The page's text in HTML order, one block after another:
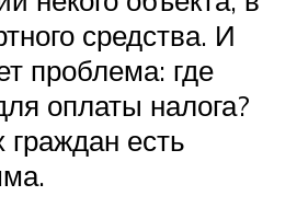
средства. И
проблема: где
оплаты налога?
граждан есть